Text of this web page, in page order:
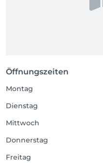
Öffnungszeiten
Montag
Dienstag
Mittwoch
Donnerstag
Freitag